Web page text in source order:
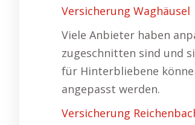
Versicherung Waghäusel
Viele Anbieter haben
zugeschnitten sind und
für Hinterbliebene
angepasst werden.
Versicherung